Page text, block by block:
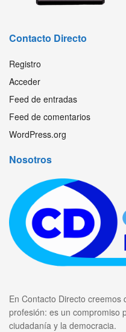
Contacto Directo
Registro
Acceder
Feed de entradas
Feed de comentarios
WordPress.org
Nosotros
En Contacto Directo
profesión: es un compromiso
ciudadanía y la democracia.